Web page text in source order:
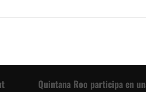
las entradas
Quintana Roo participa en